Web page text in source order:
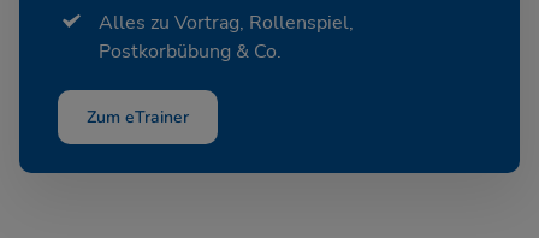
Alles zu Vortrag, Rollenspiel,
Postkorbübung & Co.
Zum eTrainer